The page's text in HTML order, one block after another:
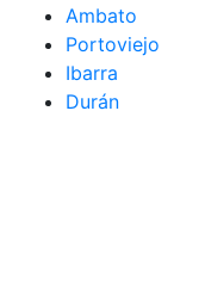
Ambato
Portoviejo
Ibarra
Durán